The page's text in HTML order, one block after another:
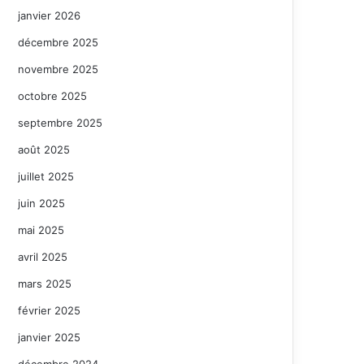
janvier 2026
décembre 2025
novembre 2025
octobre 2025
septembre 2025
août 2025
juillet 2025
juin 2025
mai 2025
avril 2025
mars 2025
février 2025
janvier 2025